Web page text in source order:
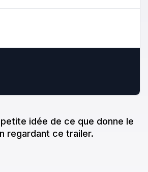
idée de ce que donne le
regardant ce trailer.